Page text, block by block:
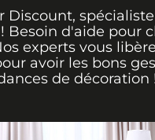
Discount,
Besoin d'aide pour
experts vous
avoir les bons
de décoration